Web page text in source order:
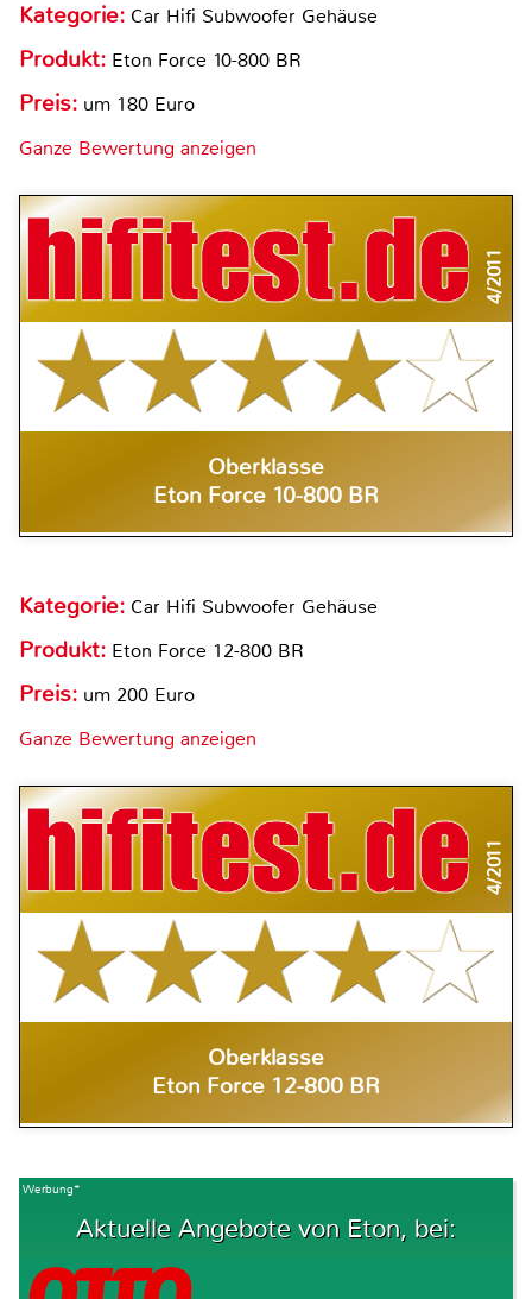
Kategorie: Car Hifi Subwoofer Gehäuse
Produkt: Eton Force 10-800 BR
Preis: um 180 Euro
Ganze Bewertung anzeigen
4/2011
Oberklasse
Eton Force 10-800 BR
Kategorie: Car Hifi Subwoofer Gehäuse
Produkt: Eton Force 12-800 BR
Preis: um 200 Euro
Ganze Bewertung anzeigen
4/2011
Oberklasse
Eton Force 12-800 BR
Werbung*
Aktuelle Angebote von Eton, bei: